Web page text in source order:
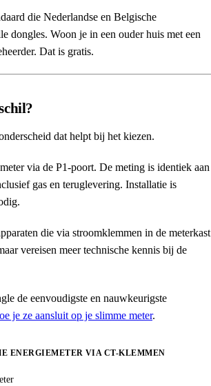
die Nederlandse en Belgische
dongles. Woon je in een ouder huis met een
Dat is gratis.
dat helpt bij het kiezen.
via de P1-poort. De meting is identiek aan
gas en teruglevering. Installatie is
die via stroomklemmen in de meterkast
vereisen meer technische kennis bij de
de eenvoudigste en nauwkeurigste
je ze aansluit op je slimme meter.
ENERGIEMETER VIA CT-KLEMMEN